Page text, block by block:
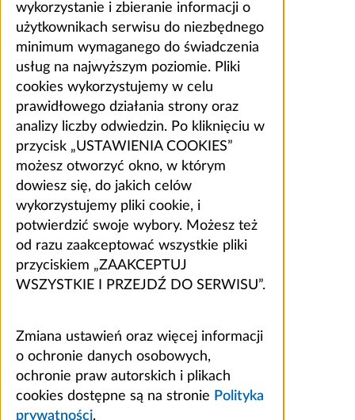
wykorzystanie i zbieranie informacji o
użytkownikach serwisu do niezbędnego
minimum wymaganego do świadczenia
usług na najwyższym poziomie. Pliki
cookies wykorzystujemy w celu
prawidłowego działania strony oraz
analizy liczby odwiedzin. Po kliknięciu w
przycisk „USTAWIENIA COOKIES”
możesz otworzyć okno, w którym
dowiesz się, do jakich celów
wykorzystujemy pliki cookie, i
potwierdzić swoje wybory. Możesz też
od razu zaakceptować wszystkie pliki
przyciskiem „ZAAKCEPTUJ
WSZYSTKIE I PRZEJDŹ DO SERWISU”.
Zmiana ustawień oraz więcej informacji
o ochronie danych osobowych,
ochronie praw autorskich i plikach
cookies dostępne są na stronie Polityka
prywatności.